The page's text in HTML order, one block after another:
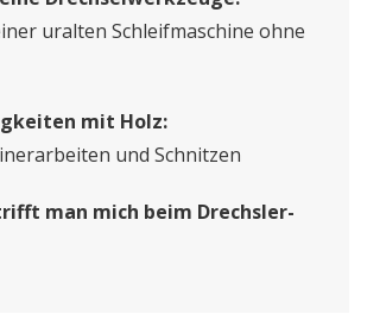
uralten Schleifmaschine ohne
mit Holz:
und Schnitzen
man mich beim Drechsler-